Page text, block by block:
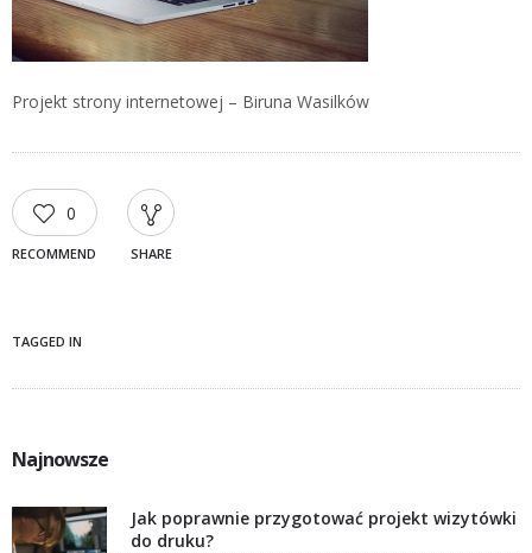
Projekt strony internetowej – Biruna Wasilków
0
RECOMMEND SHARE
TAGGED IN
Najnowsze
Jak poprawnie przygotować projekt wizytówki
do druku?